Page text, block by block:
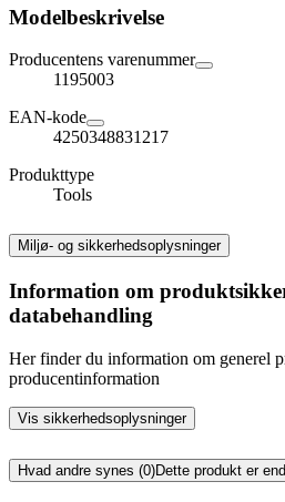
Modelbeskrivelse
Producentens varenummer
1195003
EAN-kode
4250348831217
Produkttype
Tools
Miljø- og sikkerhedsoplysninger
Information om
databehandling
Her finder du information om generel
producentinformation
Vis sikkerhedsoplysninger
Hvad andre synes (0)Dette produkt er